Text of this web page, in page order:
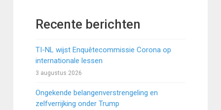
Recente berichten
TI-NL wijst Enquêtecommissie Corona op
internationale lessen
3 augustus 2026
Ongekende belangenverstrengeling en
zelfverrijking onder Trump